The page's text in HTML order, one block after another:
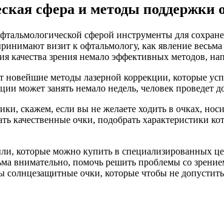
сфера и методы поддержки
сферой инструменты для
визит к офтальмологу, как явление
качества зрения немало эффективных методов,
методы лазерной коррекции, которые
может занять немало недель, человек проведет
скажем, если вы не желаете ходить в очках,
качественные очки, подобрать характеристики
которые можно купить в специализированных
внимательно, помочь решить проблемы со
солнцезащитные очки, которые чтобы не